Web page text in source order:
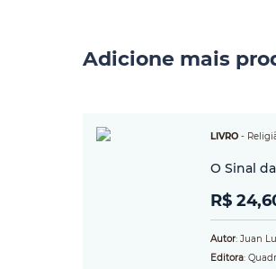
Adicione mais
LIVRO -
O Sinal
R$
Autor: Juan
Editora: